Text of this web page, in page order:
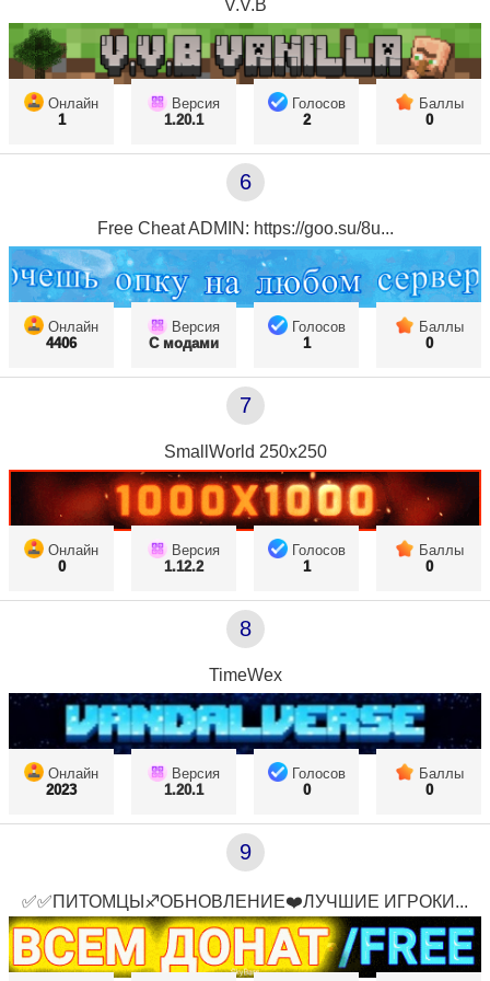
V.V.B
Онлайн
1
Версия
1.20.1
Голосов
2
Баллы
0
6
Free Cheat ADMIN: https://goo.su/8u...
Онлайн
4406
Версия
С модами
Голосов
1
Баллы
0
7
SmallWorld 250х250
Онлайн
0
Версия
1.12.2
Голосов
1
Баллы
0
8
TimeWex
Онлайн
2023
Версия
1.20.1
Голосов
0
Баллы
0
9
✅✅ПИТОМЦЫ♐ОБНОВЛЕНИЕ❤️ЛУЧШИЕ ИГРОКИ...